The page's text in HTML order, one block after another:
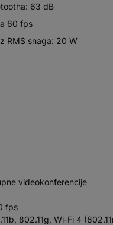
63 dB
60 fps
RMS snaga: 20 W
videokonferencije
fps
802.11g, Wi-Fi 4